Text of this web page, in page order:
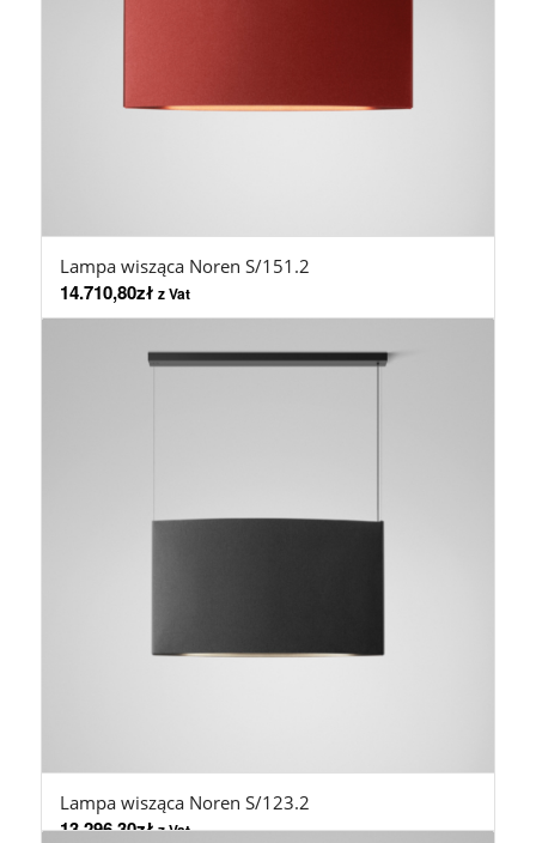
Lampa wisząca Noren S/151.2
14.710,80zł z Vat
Lampa wisząca Noren S/123.2
13.296,30zł z Vat